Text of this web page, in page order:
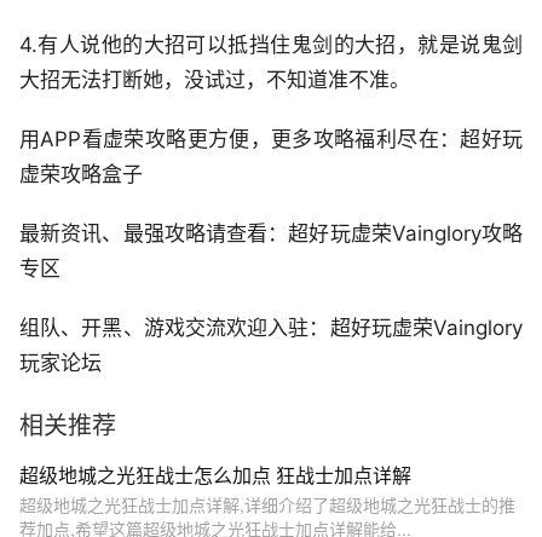
4.有人说他的大招可以抵挡住鬼剑的大招，就是说鬼剑
大招无法打断她，没试过，不知道准不准。
用APP看虚荣攻略更方便，更多攻略福利尽在：超好玩
虚荣攻略盒子
最新资讯、最强攻略请查看：超好玩虚荣Vainglory攻略
专区
组队、开黑、游戏交流欢迎入驻：超好玩虚荣Vainglory
玩家论坛
相关推荐
超级地城之光狂战士怎么加点 狂战士加点详解
超级地城之光狂战士加点详解,详细介绍了超级地城之光狂战士的推
荐加点,希望这篇超级地城之光狂战士加点详解能给...